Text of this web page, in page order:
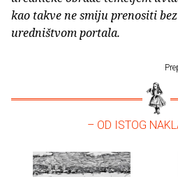
kao takve ne smiju prenositi
uredništvom portala.
– OD ISTOG